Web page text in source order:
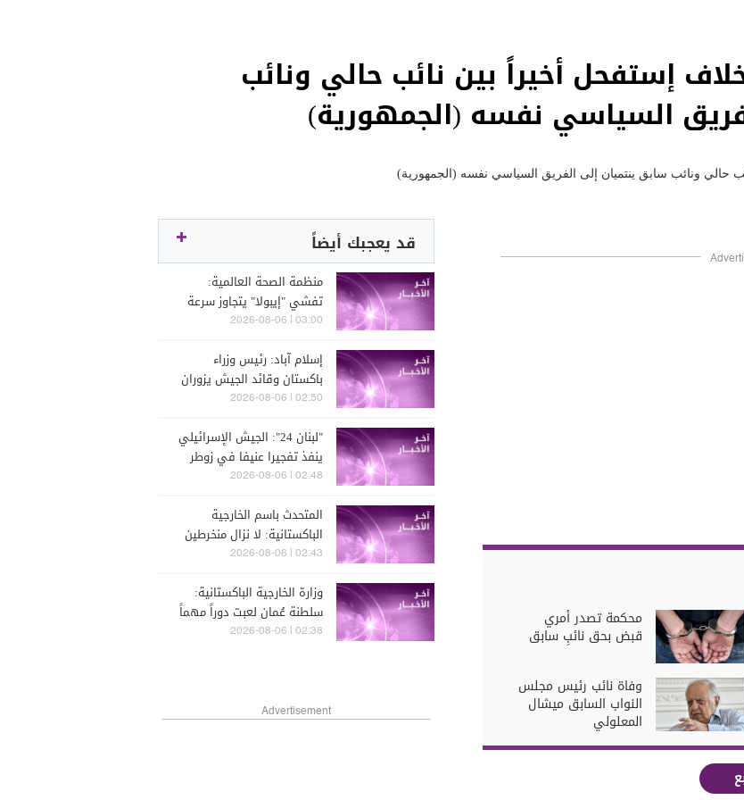
إستفحل أخيراً بين نائب حالي ونائب
السياسي نفسه (الجمهورية)
محكمة تصدر أمري
قبض بحق نائبٍ سابق
وفاة نائب رئيس مجلس
النواب السابق ميشال
المعلولي
قد يعجبك أيضاً
منظمة الصحة العالمية:
تفشي "إيبولا" يتجاوز سرعة
الاستجابة
03:00 | 2026-08-06
إسلام آباد: رئيس وزراء
باكستان وقائد الجيش يزوران
السعودية من الخميس إلى
02:50 | 2026-08-06
"لبنان 24": الجيش الإسرائيلي
ينفذ تفجيرا عنيفا في زوطر
الشرقية
02:48 | 2026-08-06
المتحدث باسم الخارجية
الباكستانية: لا نزال منخرطين
مع الدول الأخرى بشأن الأزمة
في هرمز
02:43 | 2026-08-06
وزارة الخارجية الباكستانية:
سلطنة عُمان لعبت دوراً مهماً
في محادثات مضيق هرمز
02:38 | 2026-08-06
Advertisement